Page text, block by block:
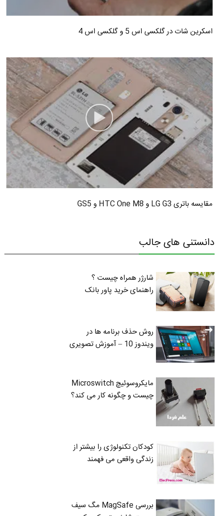
اسکرین شات در گلکسی اس 5 و گلکسی اس 4
مقایسه باتری LG G3 و HTC One M8 و GS5
دانستنی های جالب
شارژر همراه چیست ؟
راهنمای خرید پاور بانک
روش حذف برنامه ها در
ویندوز 10 – آموزش تصویری
مایکروسوئیچ Microswitch
چیست و چگونه کار می کند؟
کودکان تکنولوژی را بیشتر از
زندگی واقعی می فهمند
بررسی MagSafe مگ سیف